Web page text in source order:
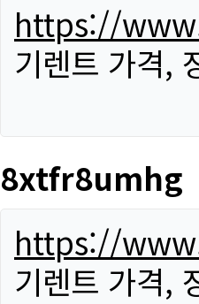
https://
기렌트 가격,
8xtfr8umhg
https://
기렌트 가격,